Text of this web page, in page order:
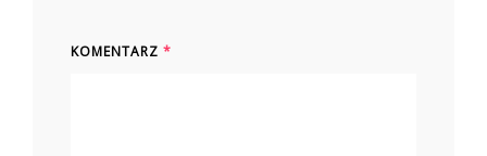
KOMENTARZ *